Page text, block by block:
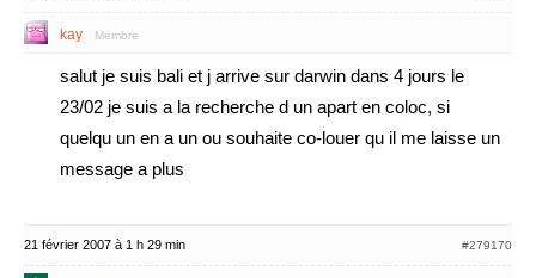
kay Membre
salut je suis bali et j arrive sur darwin dans 4 jours le
23/02 je suis a la recherche d un apart en coloc, si
quelqu un en a un ou souhaite co-louer qu il me laisse un
message a plus
21 février 2007 à 1 h 29 min #279170